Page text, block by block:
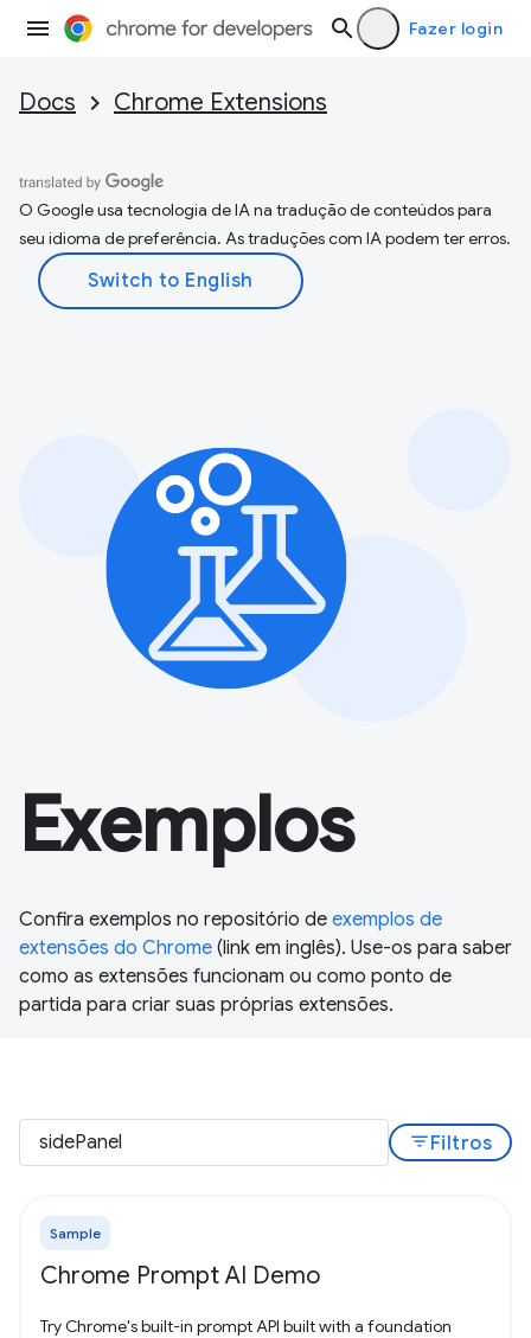
Fazer login
Docs Chrome Extensions
O Google usa tecnologia de IA na tradução de conteúdos para
seu idioma de preferência. As traduções com IA podem ter erros.
Exemplos
Confira exemplos no repositório de exemplos de
extensões do Chrome (link em inglês). Use-os para saber
como as extensões funcionam ou como ponto de
partida para criar suas próprias extensões.
filter_listFiltros
Sample
Chrome Prompt AI Demo
Try Chrome's built-in prompt API built with a foundation